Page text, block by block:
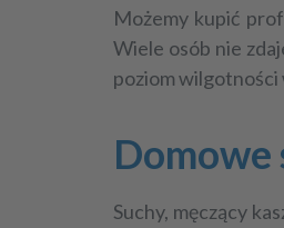
Możemy kupić
Wiele osób nie
poziom wilgotności
Domowe
Suchy, męczący